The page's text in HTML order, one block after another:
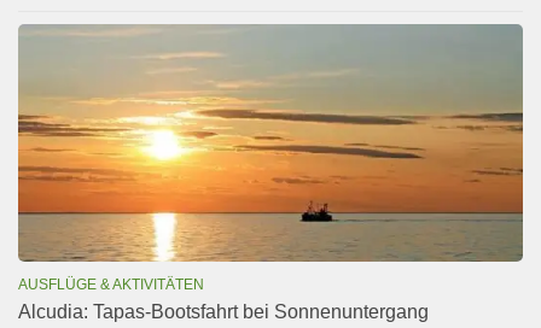
AUSFLÜGE & AKTIVITÄTEN
Alcudia: Tapas-Bootsfahrt bei Sonnenuntergang